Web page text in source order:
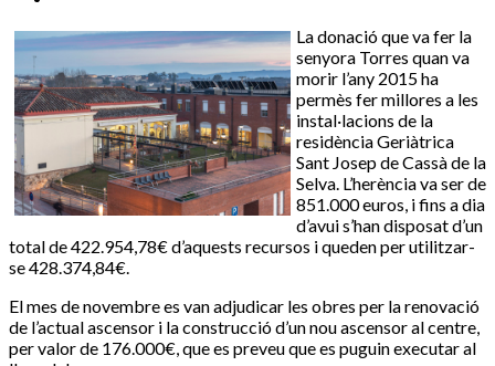
La donació que va fer la
senyora Torres quan va
morir l’any 2015 ha
permès fer millores a les
instal·lacions de la
residència Geriàtrica
Sant Josep de Cassà de la
Selva. L’herència va ser de
851.000 euros, i fins a dia
d’avui s’han disposat d’un
total de 422.954,78€ d’aquests recursos i queden per utilitzar-
se 428.374,84€.
El mes de novembre es van adjudicar les obres per la renovació
de l’actual ascensor i la construcció d’un nou ascensor al centre,
per valor de 176.000€, que es preveu que es puguin executar al